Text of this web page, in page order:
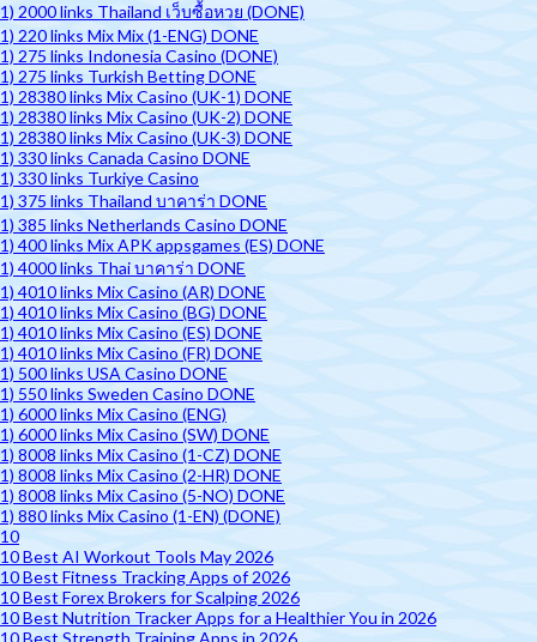
1) 2000 links Thailand เว็บซื้อหวย (DONE)
1) 220 links Mix Mix (1-ENG) DONE
1) 275 links Indonesia Casino (DONE)
1) 275 links Turkish Betting DONE
1) 28380 links Mix Casino (UK-1) DONE
1) 28380 links Mix Casino (UK-2) DONE
1) 28380 links Mix Casino (UK-3) DONE
1) 330 links Canada Casino DONE
1) 330 links Turkiye Casino
1) 375 links Thailand บาคาร่า DONE
1) 385 links Netherlands Casino DONE
1) 400 links Mix APK appsgames (ES) DONE
1) 4000 links Thai บาคาร่า DONE
1) 4010 links Mix Casino (AR) DONE
1) 4010 links Mix Casino (BG) DONE
1) 4010 links Mix Casino (ES) DONE
1) 4010 links Mix Casino (FR) DONE
1) 500 links USA Casino DONE
1) 550 links Sweden Casino DONE
1) 6000 links Mix Casino (ENG)
1) 6000 links Mix Casino (SW) DONE
1) 8008 links Mix Casino (1-CZ) DONE
1) 8008 links Mix Casino (2-HR) DONE
1) 8008 links Mix Casino (5-NO) DONE
1) 880 links Mix Casino (1-EN) (DONE)
10
10 Best AI Workout Tools May 2026
10 Best Fitness Tracking Apps of 2026
10 Best Forex Brokers for Scalping 2026
10 Best Nutrition Tracker Apps for a Healthier You in 2026
10 Best Strength Training Apps in 2026